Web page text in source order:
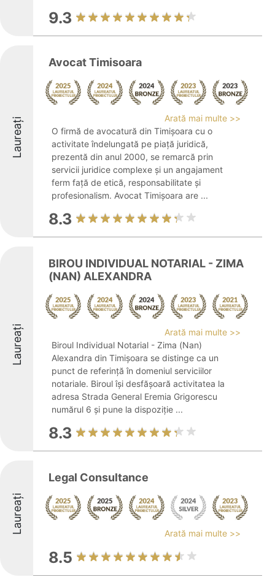
9.3
Laureați
Avocat Timisoara
Arată mai multe >>
O firmă de avocatură din Timișoara cu o
activitate îndelungată pe piață juridică,
prezentă din anul 2000, se remarcă prin
servicii juridice complexe și un angajament
ferm față de etică, responsabilitate și
profesionalism. Avocat Timișoara are ...
8.3
Laureați
BIROU INDIVIDUAL NOTARIAL - ZIMA
(NAN) ALEXANDRA
Arată mai multe >>
Biroul Individual Notarial - Zima (Nan)
Alexandra din Timișoara se distinge ca un
punct de referință în domeniul serviciilor
notariale. Biroul își desfășoară activitatea la
adresa Strada General Eremia Grigorescu
numărul 6 și pune la dispoziție ...
8.3
Laureați
Legal Consultance
Arată mai multe >>
8.5